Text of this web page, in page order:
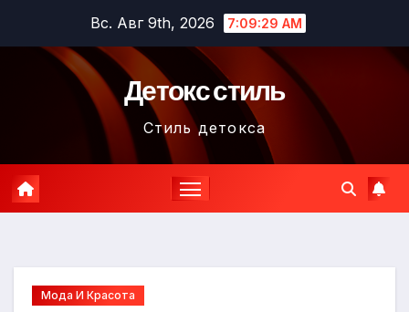
содержимому
Вс. Авг 9th, 2026 7:09:31 AM
Детокс стиль
Стиль детокса
Мода И Красота